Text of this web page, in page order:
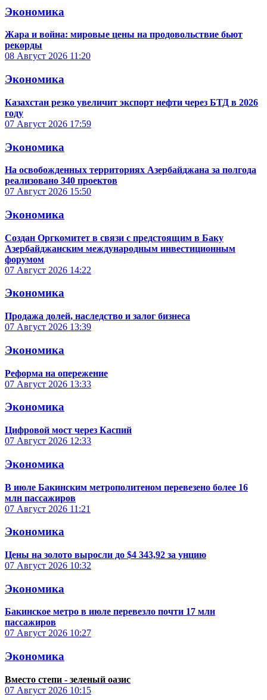
Экономика
Жара и война: мировые цены на продовольствие бьют
рекорды
08 Август 2026 11:20
Экономика
Казахстан резко увеличит экспорт нефти через БТД в 2026
году
07 Август 2026 17:59
Экономика
На освобожденных территориях Азербайджана за полгода
реализовано 340 проектов
07 Август 2026 15:50
Экономика
Создан Оргкомитет в связи с предстоящим в Баку
Азербайджанским международным инвестиционным
форумом
07 Август 2026 14:22
Экономика
Продажа долей, наследство и залог бизнеса
07 Август 2026 13:39
Экономика
Реформа на опережение
07 Август 2026 13:33
Экономика
Цифровой мост через Каспий
07 Август 2026 12:33
Экономика
В июле Бакинским метрополитеном перевезено более 16
млн пассажиров
07 Август 2026 11:21
Экономика
Цены на золото выросли до $4 343,92 за унцию
07 Август 2026 10:32
Экономика
Бакинское метро в июле перевезло почти 17 млн
пассажиров
07 Август 2026 10:27
Экономика
Вместо степи - зеленый оазис
07 Август 2026 10:15